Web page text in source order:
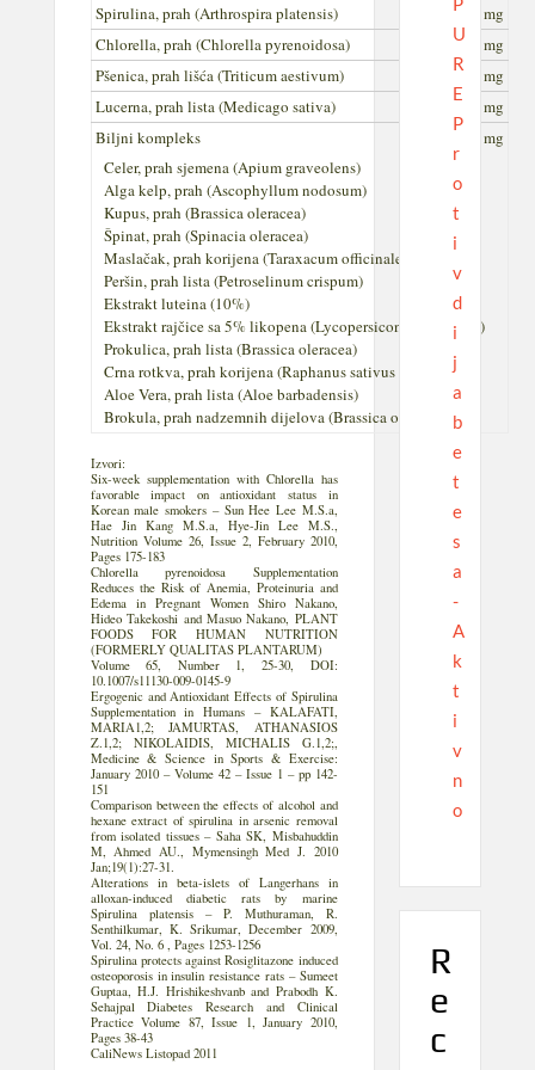
Spirulina, prah (Arthrospira platensis)
250 mg
Chlorella, prah (Chlorella pyrenoidosa)
250 mg
Pšenica, prah lišća (Triticum aestivum)
100 mg
Lucerna, prah lista (Medicago sativa)
100 mg
Biljni kompleks
140 mg
Celer, prah sjemena (Apium graveolens)
Alga kelp, prah (Ascophyllum nodosum)
Kupus, prah (Brassica oleracea)
Špinat, prah (Spinacia oleracea)
Maslačak, prah korijena (Taraxacum officinale)
Peršin, prah lista (Petroselinum crispum)
Ekstrakt luteina (10%)
Ekstrakt rajčice sa 5% likopena (Lycopersicon esculentum)
Prokulica, prah lista (Brassica oleracea)
Crna rotkva, prah korijena (Raphanus sativus var.niger)
Aloe Vera, prah lista (Aloe barbadensis)
Brokula, prah nadzemnih dijelova (Brassica oleracea)
Izvori:
Six-week supplementation with Chlorella has
favorable impact on antioxidant status in
Korean male smokers – Sun Hee Lee M.S.a,
Hae Jin Kang M.S.a, Hye-Jin Lee M.S.,
Nutrition Volume 26, Issue 2, February 2010,
Pages 175-183
Chlorella pyrenoidosa Supplementation
Reduces the Risk of Anemia, Proteinuria and
Edema in Pregnant Women Shiro Nakano,
Hideo Takekoshi and Masuo Nakano, PLANT
FOODS FOR HUMAN NUTRITION
(FORMERLY QUALITAS PLANTARUM)
Volume 65, Number 1, 25-30, DOI:
10.1007/s11130-009-0145-9
Ergogenic and Antioxidant Effects of Spirulina
Supplementation in Humans – KALAFATI,
MARIA1,2; JAMURTAS, ATHANASIOS
Z.1,2; NIKOLAIDIS, MICHALIS G.1,2;,
Medicine & Science in Sports & Exercise:
January 2010 – Volume 42 – Issue 1 – pp 142-
151
Comparison between the effects of alcohol and
hexane extract of spirulina in arsenic removal
from isolated tissues – Saha SK, Misbahuddin
M, Ahmed AU., Mymensingh Med J. 2010
Jan;19(1):27-31.
Alterations in beta-islets of Langerhans in
alloxan-induced diabetic rats by marine
Spirulina platensis – P. Muthuraman, R.
Senthilkumar, K. Srikumar, December 2009,
Vol. 24, No. 6 , Pages 1253-1256
Spirulina protects against Rosiglitazone induced
osteoporosis in insulin resistance rats – Sumeet
Guptaa, H.J. Hrishikeshvanb and Prabodh K.
Sehajpal Diabetes Research and Clinical
Practice Volume 87, Issue 1, January 2010,
Pages 38-43
CaliNews Listopad 2011
U
R
E
P
r
o
t
i
v
d
i
j
a
b
e
t
e
s
a
-
A
k
t
i
v
n
o
R
e
c